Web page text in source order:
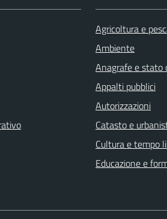
Agricoltura e
Ambiente
Anagrafe e stato
Appalti pubblici
Autorizzazioni
Catasto e
Cultura e tempo
Educazione e